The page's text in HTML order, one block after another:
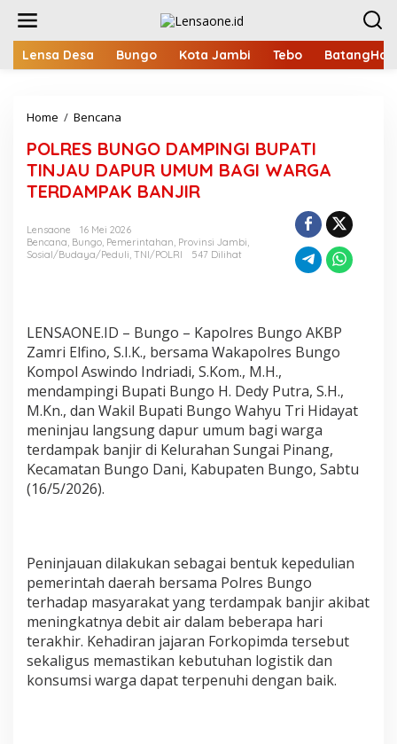
Lensa Desa Bungo Kota Jambi Tebo BatangHari
Home / Bencana
L
R
E
S
U
N
G
P
I
N
G
I
B
U
P
A
J
A
U
D
A
P
U
R
U
POLRES BUNGO DAMPINGI BUPATI
TINJAU DAPUR UMUM BAGI WARGA
TERDAMPAK BANJIR
Lensaone
16 Mei 2026
Bencana, Bungo, Pemerintahan, Provinsi Jambi,
Sosial/Budaya/Peduli, TNI/POLRI 547 Dilihat
LENSAONE.ID – Bungo – Kapolres Bungo AKBP
Zamri Elfino, S.I.K., bersama Wakapolres Bungo
Kompol Aswindo Indriadi, S.Kom., M.H.,
mendampingi Bupati Bungo H. Dedy Putra, S.H.,
M.Kn., dan Wakil Bupati Bungo Wahyu Tri Hidayat
meninjau langsung dapur umum bagi warga
terdampak banjir di Kelurahan Sungai Pinang,
Kecamatan Bungo Dani, Kabupaten Bungo, Sabtu
(16/5/2026).
Peninjauan dilakukan sebagai bentuk kepedulian
pemerintah daerah bersama Polres Bungo
terhadap masyarakat yang terdampak banjir akibat
meningkatnya debit air dalam beberapa hari
terakhir. Kehadiran jajaran Forkopimda tersebut
sekaligus memastikan kebutuhan logistik dan
konsumsi warga dapat terpenuhi dengan baik.